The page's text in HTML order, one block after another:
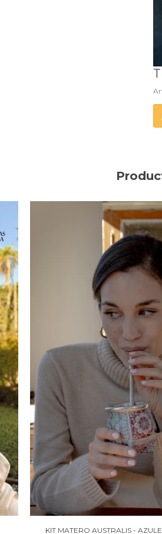
KIT MATERO AUSTRALIS -